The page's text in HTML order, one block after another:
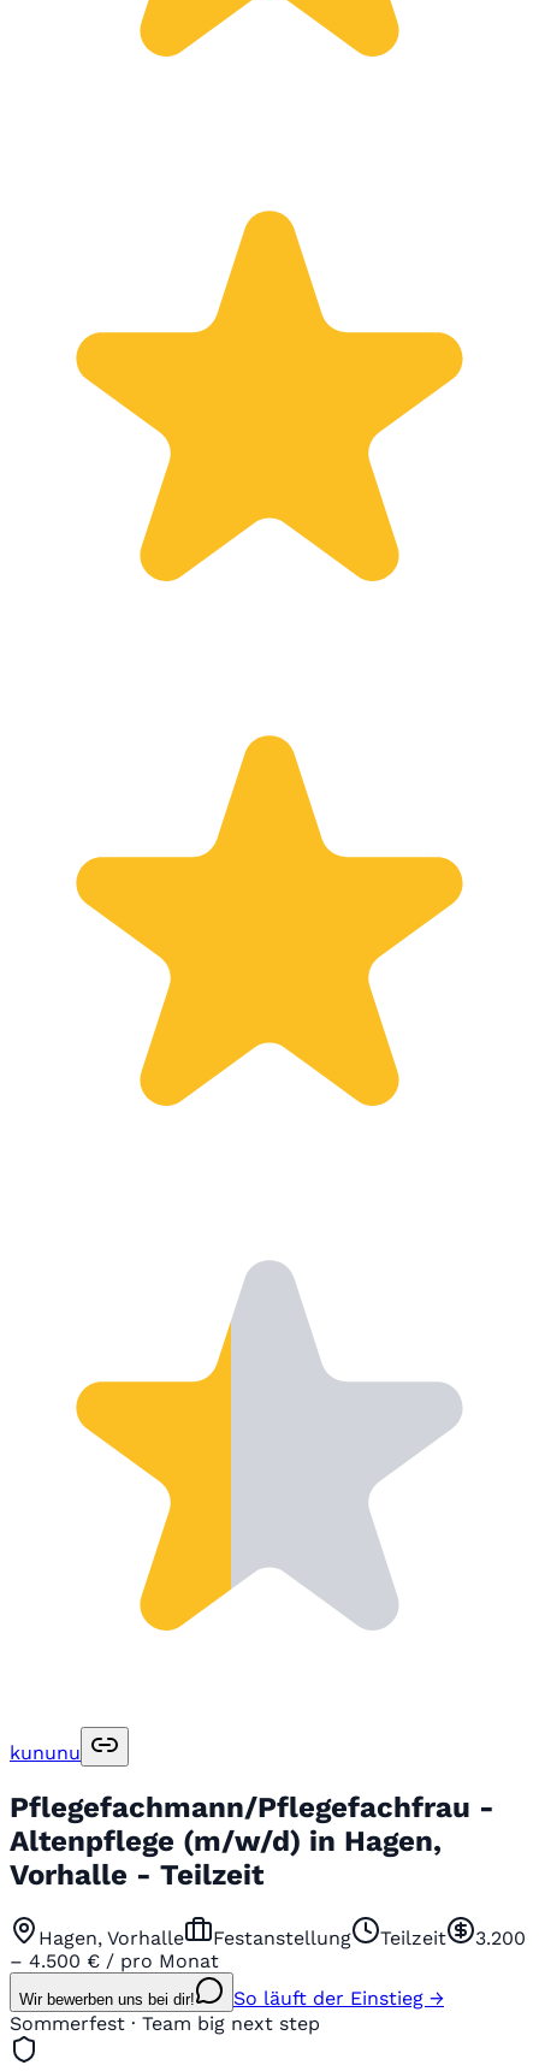
kununu
Pflegefachmann/Pflegefachfrau -
Altenpflege (m/w/d) in Hagen,
Vorhalle - Teilzeit
Hagen, Vorhalle Festanstellung Teilzeit
3.200
– 4.500 € / pro Monat
Wir bewerben uns bei dir!
So läuft der Einstieg →
Sommerfest · Team big next step